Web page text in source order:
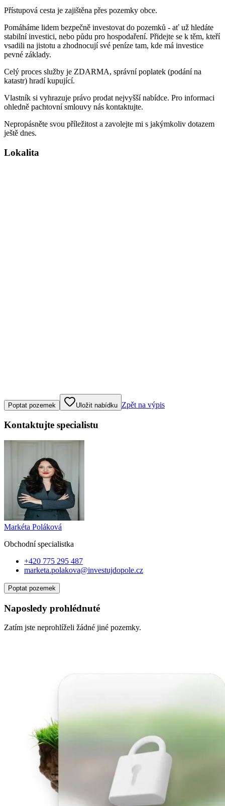
Přístupová cesta je zajištěna přes pozemky obce.
Pomáháme lidem bezpečně investovat do pozemků - ať už hledáte
stabilní investici, nebo půdu pro hospodaření. Přidejte se k těm, kteří
vsadili na jistotu a zhodnocují své peníze tam, kde má investice
pevné základy.
Celý proces služby je ZDARMA, správní poplatek (podání na
katastr) hradí kupující.
Vlastník si vyhrazuje právo prodat nejvyšší nabídce. Pro informaci
ohledně pachtovní smlouvy nás kontaktujte.
Nepropásněte svou příležitost a zavolejte mi s jakýmkoliv dotazem
ještě dnes.
Lokalita
Klepněte nebo klikněte pro ovládání mapy
Poptat pozemek Uložit nabídku Zpět na výpis
Kontaktujte specialistu
Markéta Poláková
Obchodní specialistka
+420 775 295 487
marketa.polakova@investujdopole.cz
Poptat pozemek
Naposledy prohlédnuté
Zatím jste neprohlíželi žádné jiné pozemky.